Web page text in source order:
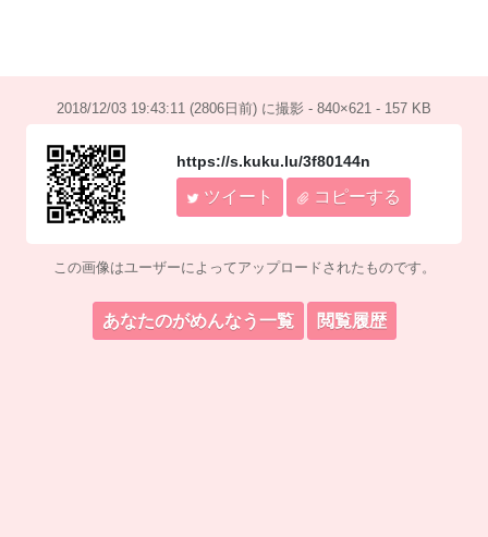
2018/12/03 19:43:11 (2806日前) に撮影 - 840×621 - 157 KB
https://s.kuku.lu/3f80144n
ツイート コピーする
この画像はユーザーによってアップロードされたものです。
あなたのがめんなう一覧 閲覧履歴